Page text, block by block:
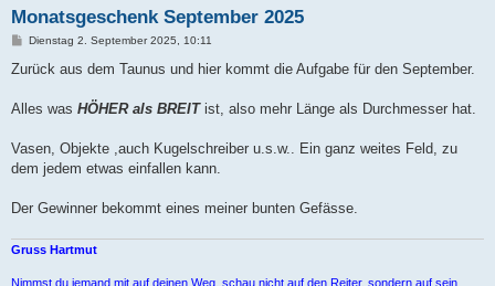
Monatsgeschenk September 2025
B
i
a
Dienstag 2. September 2025, 10:11
Zurück aus dem Taunus und hier kommt die Aufgabe für den September.
Alles was HÖHER als BREIT ist, also mehr Länge als Durchmesser hat.
Vasen, Objekte ,auch Kugelschreiber u.s.w.. Ein ganz weites Feld, zu
dem jedem etwas einfallen kann.
Der Gewinner bekommt eines meiner bunten Gefässe.
Gruss Hartmut
Nimmst du jemand mit auf deinen Weg, schau nicht auf den Reiter, sondern auf sein